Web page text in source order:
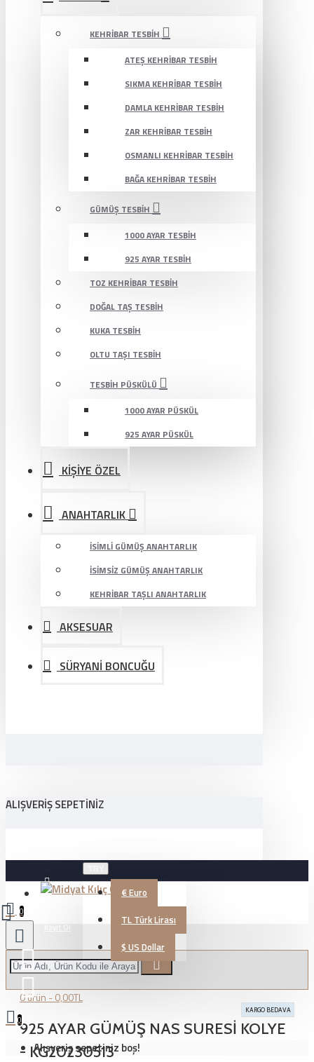
KEHRIBAR TESBIH
ATEŞ KEHRIBAR TESBIH
SIKMA KEHRIBAR TESBIH
DAMLA KEHRIBAR TESBIH
ZAR KEHRIBAR TESBIH
OSMANLI KEHRIBAR TESBIH
BAĞA KEHRIBAR TESBIH
GÜMÜŞ TESBIH
1000 AYAR TESBIH
925 AYAR TESBIH
TOZ KEHRIBAR TESBIH
DOĞAL TAŞ TESBIH
KUKA TESBIH
OLTU TAŞI TESBIH
TESBIH PÜSKÜLÜ
1000 AYAR PÜSKÜL
925 AYAR PÜSKÜL
KİŞİYE ÖZEL
ANAHTARLIK
İSIMLI GÜMÜŞ ANAHTARLIK
İSIMSIZ GÜMÜŞ ANAHTARLIK
KEHRIBAR TAŞLI ANAHTARLIK
AKSESUAR
SÜRYANİ BONCUĞU
ALIŞVERIŞ SEPETINIZ
Üye Girişi €Euro
TL Türk Lirası
$ US Dollar
0
0 ürün - 0,00TL
0
Alışveriş sepetiniz boş!
KARGO BEDAVA
925 AYAR GÜMÜŞ NAS SURESİ KOLYE
- KG20230513